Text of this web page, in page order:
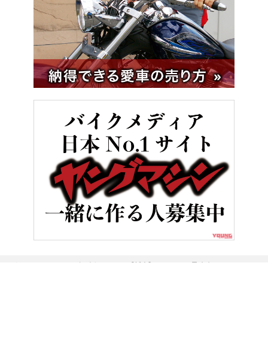
バイク／オートバイ［新車］ BMW最強ネイキッド!